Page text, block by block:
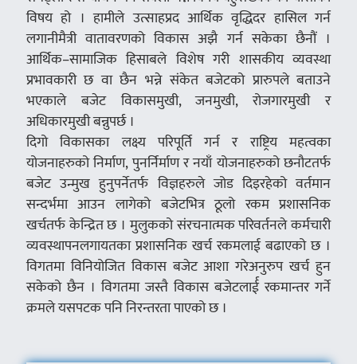
विषय हो । हामीले उत्साहप्रद आर्थिक वृद्धिदर हासिल गर्न
लगानीमैत्री वातावरणको विकास अझै गर्न सकेका छैनौं ।
आर्थिक–सामाजिक हिसाबले विशेष गरी शासकीय व्यवस्था
प्रभावकारी छ वा छैन भन्ने संकेत बजेटको प्रारुपले बताउने
भएकाले बजेट विकासमुखी, जनमुखी, रोजगारमुखी र
अधिकारमुखी बन्नुपर्छ ।
दिगो विकासका लक्ष्य परिपूर्ति गर्न र राष्ट्रिय महत्वका
योजनाहरुको निर्माण, पुनर्निर्माण र नयाँ योजनाहरुको छनौटतर्फ
बजेट उन्मुख हुनुपर्नेतर्फ विज्ञहरुले जोड दिइरहेको वर्तमान
सन्दर्भमा आउन लागेको बजेटभित्र ठूलो रकम प्रशासनिक
खर्चतर्फ केन्द्रित छ । मुलुकको संरचनात्मक परिवर्तनले कर्मचारी
व्यवस्थापनलगायतका प्रशासनिक खर्च रकमलाई बढाएको छ ।
विगतमा विनियोजित विकास बजेट आशा गरेअनुरुप खर्च हुन
सकेको छैन । विगतमा जस्तै विकास बजेटलार्ई रकमान्तर गर्ने
क्रमले यसपटक पनि निरन्तरता पाएको छ ।